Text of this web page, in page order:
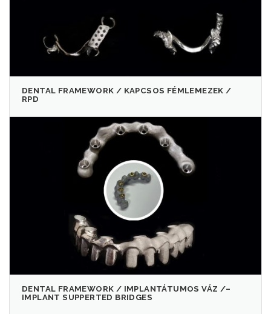
DENTAL FRAMEWORK / KAPCSOS FÉMLEMEZEK /
RPD
DENTAL FRAMEWORK / IMPLANTÁTUMOS VÁZ /–
IMPLANT SUPPERTED BRIDGES